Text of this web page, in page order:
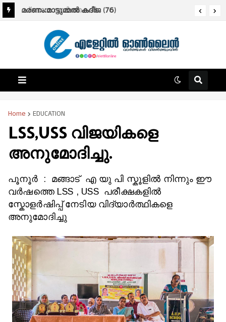
മരണം:മാട്ടുമ്മൽ കദീജ (76)
പ്രഭാത വാർത്തകൾ.
Home EDUCATION
LSS,USS വിജയികളെ
അനുമോദിച്ചു.
പൂനൂര്‍ : മങ്ങാട് എ യു പി സ്കൂളില്‍ നിന്നും ഈ
വര്‍ഷത്തെ LSS , USS പരീക്ഷകളില്‍
സ്കോളര്‍ഷിപ്പ് നേടിയ വിദ്യാര്‍ത്ഥികളെ
അനുമോദിച്ചു